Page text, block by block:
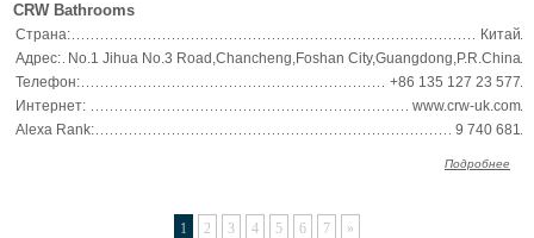
CRW Bathrooms
Страна:
Китай
Адрес: No.1 Jihua No.3 Road,Chancheng,Foshan City,Guangdong,P.R.China
Телефон:
+86 135 127 23 577
Интернет:
www.crw-uk.com
Alexa Rank:
9 740 681
Подробнее
1 2 3 4 5 6 7 »